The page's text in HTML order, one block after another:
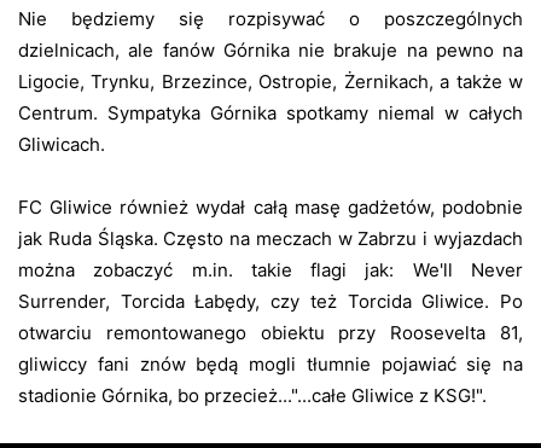
Nie będziemy się rozpisywać o poszczególnych
dzielnicach, ale fanów Górnika nie brakuje na pewno na
Ligocie, Trynku, Brzezince, Ostropie, Żernikach, a także w
Centrum. Sympatyka Górnika spotkamy niemal w całych
Gliwicach.
FC Gliwice również wydał całą masę gadżetów, podobnie
jak Ruda Śląska. Często na meczach w Zabrzu i wyjazdach
można zobaczyć m.in. takie flagi jak: We'll Never
Surrender, Torcida Łabędy, czy też Torcida Gliwice. Po
otwarciu remontowanego obiektu przy Roosevelta 81,
gliwiccy fani znów będą mogli tłumnie pojawiać się na
stadionie Górnika, bo przecież..."...całe Gliwice z KSG!".